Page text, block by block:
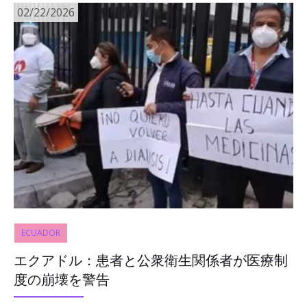
02/22/2026
ECUADOR
エクアドル：患者と公衆衛生関係者が医療制
度の崩壊を警告